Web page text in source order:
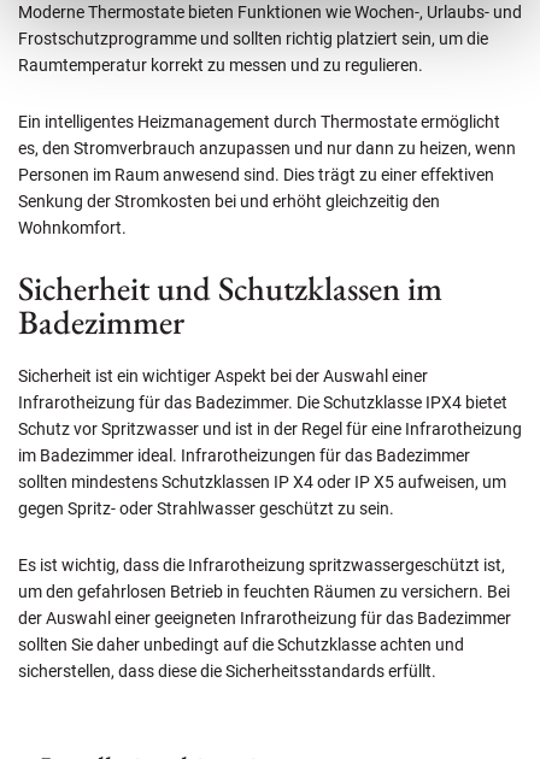
Moderne Thermostate bieten Funktionen wie Wochen-, Urlaubs- und
Frostschutzprogramme und sollten richtig platziert sein, um die
Raumtemperatur korrekt zu messen und zu regulieren.
Ein intelligentes Heizmanagement durch Thermostate ermöglicht
es, den Stromverbrauch anzupassen und nur dann zu heizen, wenn
Personen im Raum anwesend sind. Dies trägt zu einer effektiven
Senkung der Stromkosten bei und erhöht gleichzeitig den
Wohnkomfort.
Sicherheit und Schutzklassen im
Badezimmer
Sicherheit ist ein wichtiger Aspekt bei der Auswahl einer
Infrarotheizung für das Badezimmer. Die Schutzklasse IPX4 bietet
Schutz vor Spritzwasser und ist in der Regel für eine Infrarotheizung
im Badezimmer ideal. Infrarotheizungen für das Badezimmer
sollten mindestens Schutzklassen IP X4 oder IP X5 aufweisen, um
gegen Spritz- oder Strahlwasser geschützt zu sein.
Es ist wichtig, dass die Infrarotheizung spritzwassergeschützt ist,
um den gefahrlosen Betrieb in feuchten Räumen zu versichern. Bei
der Auswahl einer geeigneten Infrarotheizung für das Badezimmer
sollten Sie daher unbedingt auf die Schutzklasse achten und
sicherstellen, dass diese die Sicherheitsstandards erfüllt.